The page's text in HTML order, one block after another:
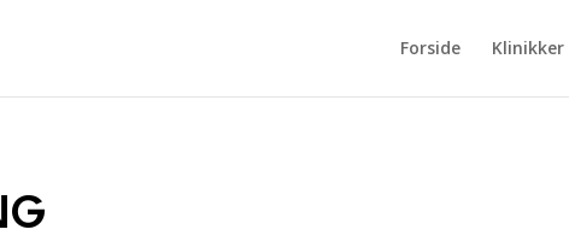
Forside Klinikker